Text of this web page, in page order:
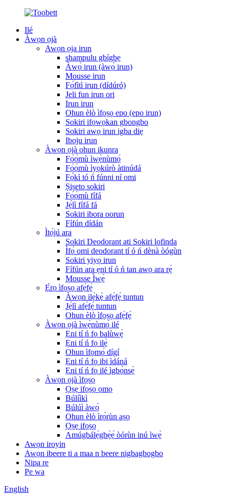
Ilé
Àwọn ọjà
Awọn ọja irun
shampulu gbígbẹ
Àwọ̀ irun (àwọ̀ irun)
Mousse irun
Fọ́fìtì irun (dídúró)
Jeli fun irun ori
Irun irun
Ohun èlò ìfọṣọ epo (epo irun)
Sokiri ifọwọkan gbongbo
Sokiri awọ irun igba diẹ
Iboju irun
Àwọn ọjà ohun ikunra
Fọ́ọ̀mù ìwẹ̀nùmọ́
Fọ́ọ̀mù ìyọkúrò àtinúdá
Fọ́kì tó ń fúnni ní omi
Ṣiṣeto sokiri
Fọ́ọ̀mù fífá
Jẹ́lì fífá fá
Sokiri ibora oorun
Fífún dídán
Ìtọ́jú ara
Sokiri Deodorant ati Sokiri lofinda
Ìfọ́ omi deodorant tí ó ń dènà òógùn
Sokiri yiyọ irun
Fífún ara ẹni tí ó ń tan awọ ara rẹ̀
Mousse Ìwẹ̀
Ẹ̀rọ ìfọṣọ afẹ́fẹ́
Àwọn ilẹ̀kẹ̀ afẹ́fẹ́ tuntun
Jẹ́lì afẹ́fẹ́ tuntun
Ohun èlò ìfọṣọ afẹ́fẹ́
Àwọn ọjà ìwẹ̀nùmọ́ ilé
Ẹni tí ń fọ balùwẹ̀
Ẹni tí ń fọ ilẹ̀
Ohun ìfọmọ́ dígí
Ẹni tí ń fọ ibi ìdáná
Ẹni tí ń fọ ilé ìgbọ̀nsẹ̀
Àwọn ọjà ìfọṣọ
Ọṣẹ ifọṣọ ọmọ
Búlíìkì
Búlúì àwọ̀
Ohun èlò ìrọ̀rùn aṣọ
Ọṣẹ ifọṣọ
Amúgbálẹ́gbẹ̀ẹ́ òórùn inú ìwẹ̀
Awọn iroyin
Awọn ibeere ti a maa n beere nigbagbogbo
Nipa re
Pe wa
English